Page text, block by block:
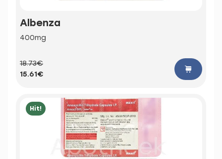
Albenza
400mg
18.73€
15.61€
Hit!